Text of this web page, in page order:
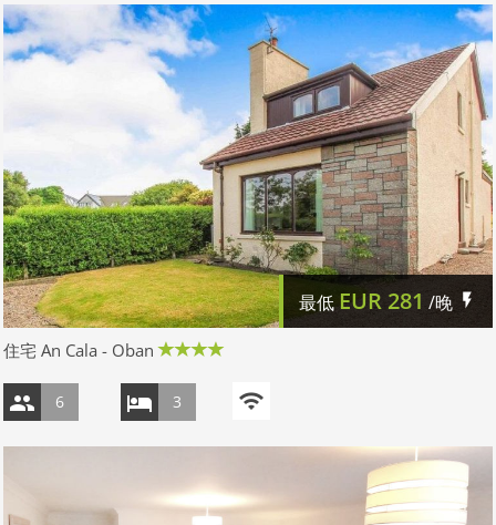
最低EUR 281 /晚
住宅 An Cala - Oban
6 3